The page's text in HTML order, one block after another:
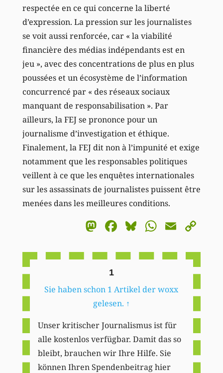
respectée en ce qui concerne la liberté
d’expression. La pression sur les journalistes
se voit aussi renforcée, car « la viabilité
financière des médias indépendants est en
jeu », avec des concentrations de plus en plus
poussées et un écosystème de l’information
concurrencé par « des réseaux sociaux
manquant de responsabilisation ». Par
ailleurs, la FEJ se prononce pour un
journalisme d’investigation et éthique.
Finalement, la FEJ dit non à l’impunité et exige
notamment que les responsables politiques
veillent à ce que les enquêtes internationales
sur les assassinats de journalistes puissent être
menées dans les meilleures conditions.
Mastodon
Facebook
BlueskyEmail
1
Sie haben schon 1 Artikel der woxx
gelesen. ↑
Unser kritischer Journalismus ist für
alle kostenlos verfügbar. Damit das so
bleibt, brauchen wir Ihre Hilfe. Sie
können Ihren Spendenbeitrag hier